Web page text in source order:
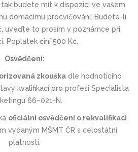
budete mít k dispozici ve vašem
domácímu procvičování. Budete-li
uveďte to prosím v poznámce při
Poplatek činí 500 Kč.
Osvědčení:
zkouška dle hodnotícího
kvalifikací pro profesi Specialista
66–021-N.
oficiální osvědčení o rekvalifikaci
vydaným MŠMT ČR s celostátní
platností.